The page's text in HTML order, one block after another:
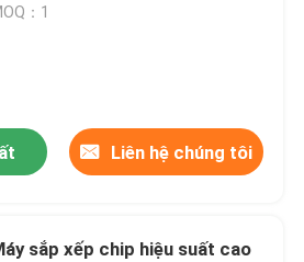
：1
Liên hệ chúng tôi
sắp xếp chip hiệu suất cao